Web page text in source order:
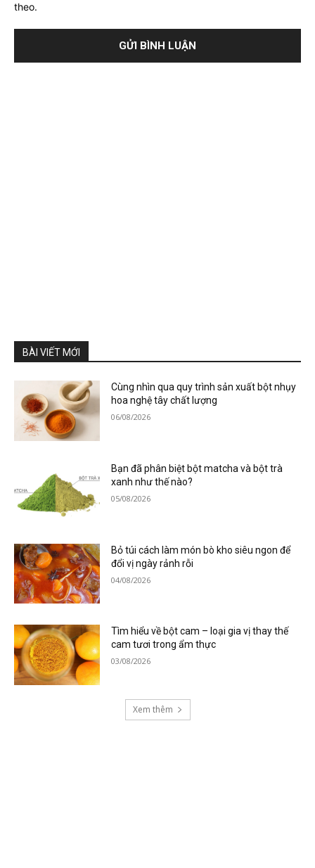
theo.
BÀI VIẾT MỚI
Cùng nhìn qua quy trình sản xuất bột nhụy
hoa nghệ tây chất lượng
06/08/2026
Bạn đã phân biệt bột matcha và bột trà
xanh như thế nào?
05/08/2026
Bỏ túi cách làm món bò kho siêu ngon để
đổi vị ngày rảnh rỗi
04/08/2026
Tìm hiểu về bột cam – loại gia vị thay thế
cam tươi trong ẩm thực
03/08/2026
Xem thêm